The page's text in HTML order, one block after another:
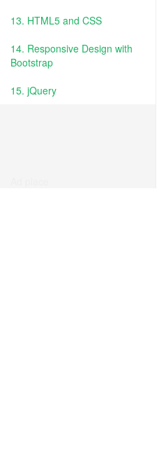
13. HTML5 and CSS
14. Responsive Design with
Bootstrap
15. jQuery